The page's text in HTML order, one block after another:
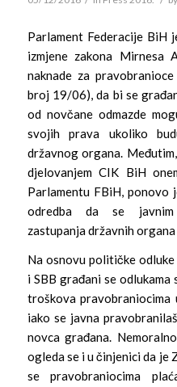
Parlament Federacije BiH
izmjene zakona Mirnesa
naknade za
broj 19/06), da bi se
od novčane odmazde
svojih prava ukoliko
državnog organa.
djelovanjem CIK BiH
Parlamentu FBiH, ponovo
odredba da se javnim
zastupanja državnih
Na osnovu političke
i SBB građani se
troškova pravobraniocima
iako se javna
novca građana.
ogleda se i u činjenici da je
se pravobraniocima